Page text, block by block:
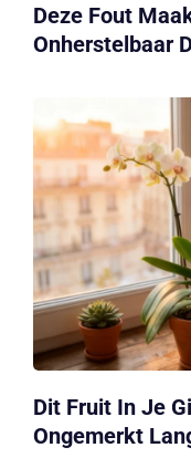
Deze Fout
Onherstelbaar
Dit Fruit In Je
Ongemerkt